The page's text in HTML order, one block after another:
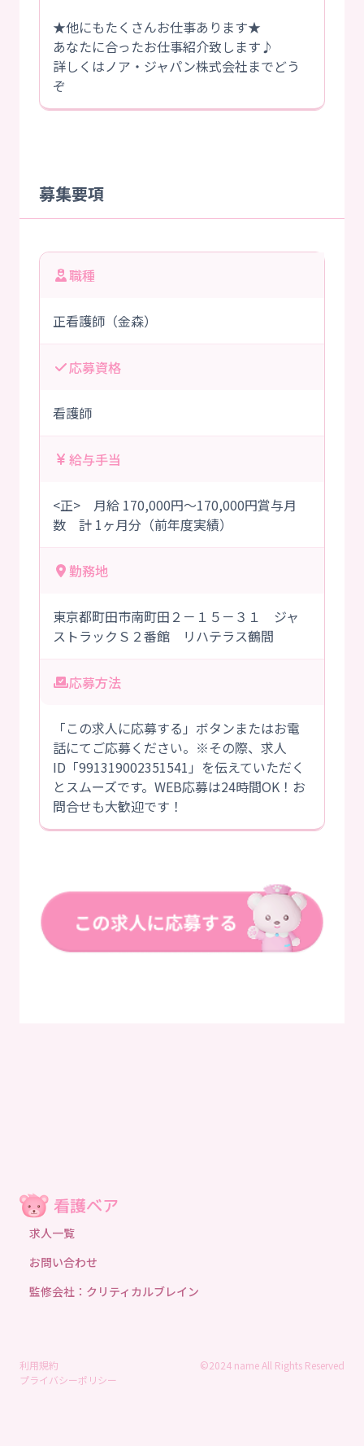
★他にもたくさんお仕事あります★
あなたに合ったお仕事紹介致します♪
詳しくはノア・ジャパン株式会社までどう
ぞ
募集要項
職種
正看護師（金森）
応募資格
看護師
給与手当
<正> 月給 170,000円～170,000円賞与月
数 計 1ヶ月分（前年度実績）
勤務地
東京都町田市南町田２－１５－３１ ジャ
ストラックＳ２番館 リハテラス鶴間
応募方法
「この求人に応募する」ボタンまたはお電
話にてご応募ください。※その際、求人
ID「991319002351541」を伝えていただく
とスムーズです。WEB応募は24時間OK！お
問合せも大歓迎です！
求人一覧
お問い合わせ
監修会社：クリティカルブレイン
利用規約
プライバシーポリシー
©2024 name All Rights Reserved